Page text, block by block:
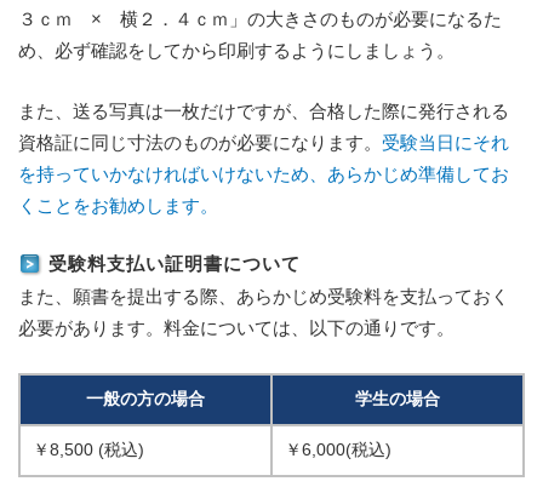
３ｃｍ × 横２．４ｃｍ」の大きさのものが必要になるた
め、必ず確認をしてから印刷するようにしましょう。
また、送る写真は一枚だけですが、合格した際に発行される
資格証に同じ寸法のものが必要になります。 受験当日にそれ
を持っていかなければいけないため、あらかじめ準備してお
くことをお勧めします。
受験料支払い証明書について
また、願書を提出する際、あらかじめ受験料を支払っておく
必要があります。料金については、以下の通りです。
一般の方の場合 学生の場合
￥8,500 (税込) ￥6,000(税込)